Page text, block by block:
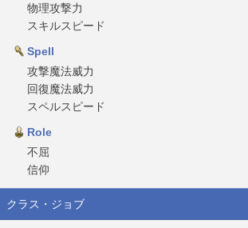
物理攻撃力
スキルスピード
Spell
攻撃魔法威力
回復魔法威力
スペルスピード
Role
不屈
信仰
クラス・ジョブ